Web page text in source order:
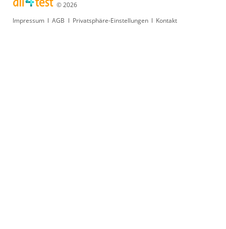
© 2026
Navigation
Impressum AGB Privatsphäre-Einstellungen Kontakt